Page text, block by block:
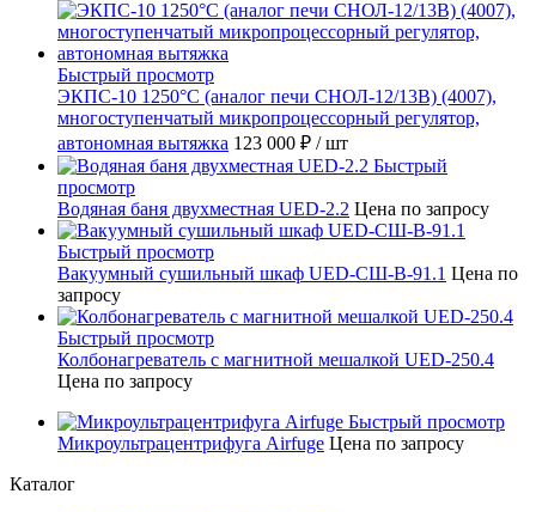
Быстрый просмотр
ЭКПС-10 1250°С (аналог печи СНОЛ-12/13В) (4007),
многоступенчатый микропроцессорный регулятор,
автономная вытяжка 123 000 ₽ / шт
Быстрый
просмотр
Водяная баня двухместная UED-2.2 Цена по запросу
Быстрый просмотр
Вакуумный сушильный шкаф UED-СШ-В-91.1 Цена по
запросу
Быстрый просмотр
Колбонагреватель с магнитной мешалкой UED-250.4
Цена по запросу
Быстрый просмотр
Микроультрацентрифуга Airfuge Цена по запросу
Каталог